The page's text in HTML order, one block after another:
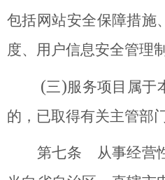
包括网站安全保障措施
度、用户信息安全管理
(三)服务项目属于
的，已取得有关主管部
第七条 从事经营